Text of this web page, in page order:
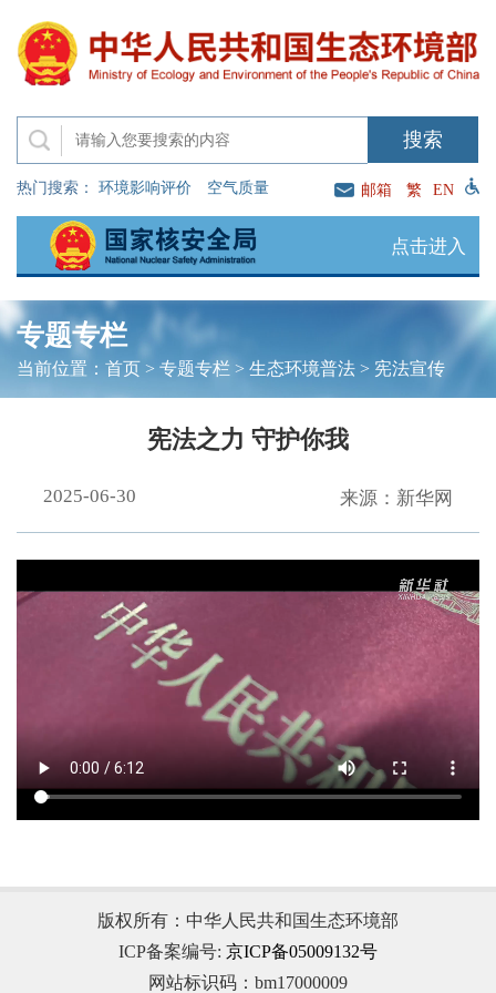
热门搜索： 环境影响评价 空气质量 邮箱 繁 EN
点击进入
专题专栏
当前位置： 首页> 专题专栏 > 生态环境普法> 宪法宣传
宪法之力 守护你我
2025-06-30 来源：新华网
版权所有：中华人民共和国生态环境部
ICP备案编号: 京ICP备05009132号
网站标识码：bm17000009